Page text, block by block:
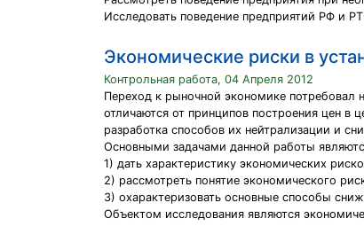
Исследовать поведение предприятий РФ и
Экономические риски в
Контрольная работа, 04 Апреля 2012
Переход к рыночной экономике
отличаются от принципов построения цен в
разработка способов их нейтрализации и
Основными задачами данной работы
1) дать характеристику экономических
2) рассмотреть понятие экономического
3) охарактеризовать основные способы
Объектом исследования являются